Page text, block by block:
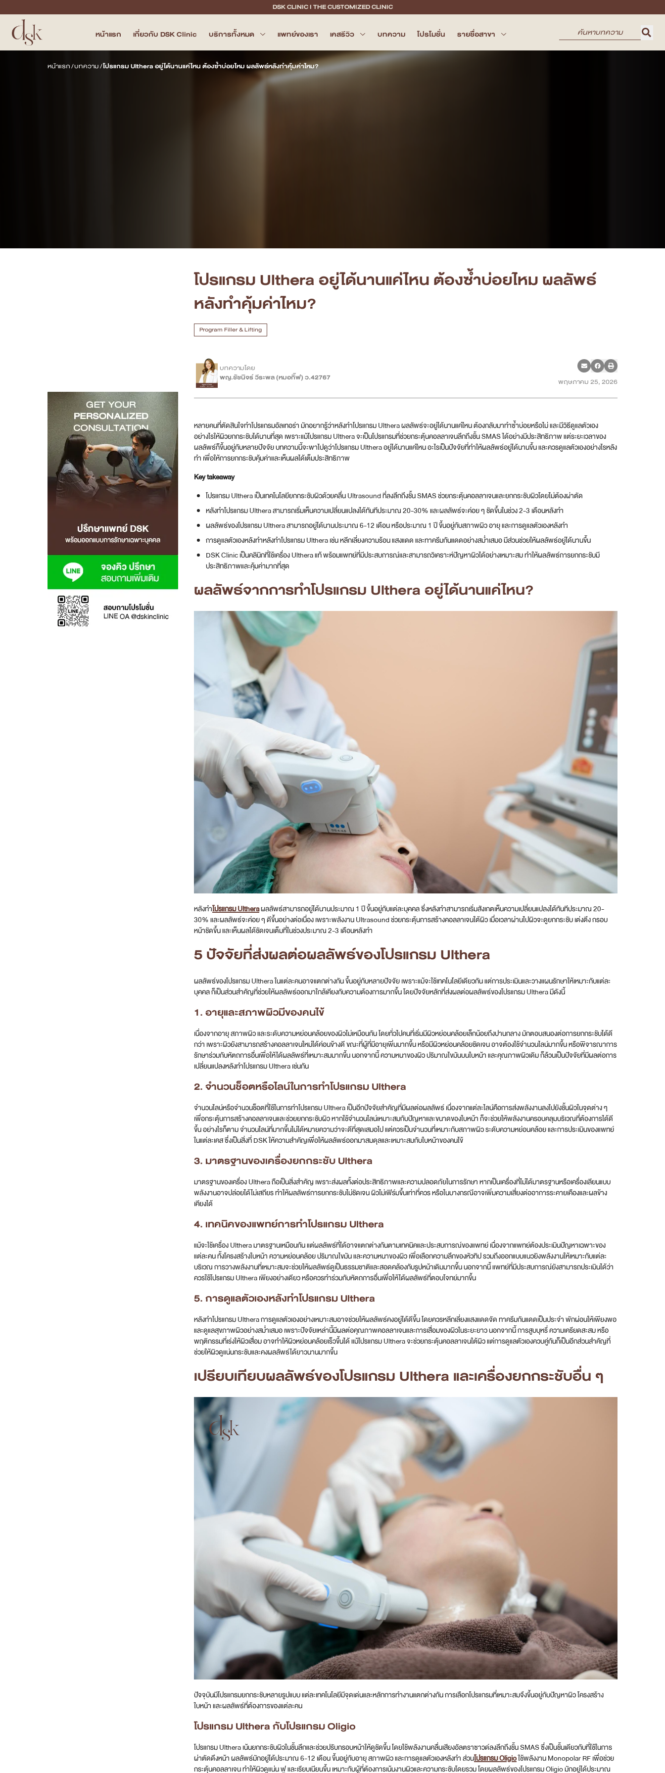
DSK CLINIC I THE CUSTOMIZED CLINIC
หน้าแรก เกี่ยวกับ DSK Clinic บริการทั้งหมด แพทย์ของเรา เคสรีวิว บทความ โปรโมชั่น รายชื่อสาขา
หน้าแรก
เคสรีวิว
สาขา Siam Paragon
สาขา Stadium One
สาขา Asoke
สาขา MRT สุทธิสาร
สาขา เซ็นทรัลปิ่นเกล้า
สาขา นครปฐม
หน้าแรก/บทความ/โปรแกรม Ulthera อยู่ได้นานแค่ไหน ต้องซ้ำบ่อยไหม ผลลัพธ์หลังทำคุ้มค่าไหม?
โปรแกรม Ulthera อยู่ได้นานแค่ไหน ต้องซ้ำบ่อยไหม ผลลัพธ์
หลังทำคุ้มค่าไหม?
Program Filler & Lifting
บทความโดย
พญ.ชัชนิจร์ วีระพล (หมอกิ๊ฟ) ว.42767
พฤษภาคม 25, 2026
หลายคนที่ตัดสินใจทำโปรแกรมอัลเทอร่า มักอยากรู้ว่าหลังทำโปรแกรม Ulthera ผลลัพธ์จะอยู่ได้นานแค่ไหน ต้องกลับมาทำซ้ำบ่อยหรือไม่ และมีวิธีดูแลตัวเอง
อย่างไรให้ผิวยกกระชับได้นานที่สุด เพราะแม้โปรแกรม Ulthera จะเป็นโปรแกรมที่ช่วยกระตุ้นคอลลาเจนลึกถึงชั้น SMAS ได้อย่างมีประสิทธิภาพ แต่ระยะเวลาของ
ผลลัพธ์ก็ขึ้นอยู่กับหลายปัจจัย บทความนี้จะพาไปดูว่าโปรแกรม Ulthera อยู่ได้นานแค่ไหน อะไรเป็นปัจจัยที่ทำให้ผลลัพธ์อยู่ได้นานขึ้น และควรดูแลตัวเองอย่างไรหลัง
ทำ เพื่อให้การยกกระชับคุ้มค่าและเห็นผลได้เต็มประสิทธิภาพ
Key takeaway
โปรแกรม Ulthera เป็นเทคโนโลยียกกระชับผิวด้วยคลื่น Ultrasound ที่ลงลึกถึงชั้น SMAS ช่วยกระตุ้นคอลลาเจนและยกกระชับผิวโดยไม่ต้องผ่าตัด
หลังทำโปรแกรม Ulthera สามารถเริ่มเห็นความเปลี่ยนแปลงได้ทันทีประมาณ 20-30% และผลลัพธ์จะค่อย ๆ ชัดขึ้นในช่วง 2-3 เดือนหลังทำ
ผลลัพธ์ของโปรแกรม Ulthera สามารถอยู่ได้นานประมาณ 6-12 เดือน หรือประมาณ 1 ปี ขึ้นอยู่กับสภาพผิว อายุ และการดูแลตัวเองหลังทำ
การดูแลตัวเองหลังทำหลังทำโปรแกรม Ulthera เช่น หลีกเลี่ยงความร้อน แสงแดด และทาครีมกันแดดอย่างสม่ำเสมอ มีส่วนช่วยให้ผลลัพธ์อยู่ได้นานขึ้น
DSK Clinic เป็นคลินิกที่ใช้เครื่อง Ulthera แท้ พร้อมแพทย์ที่มีประสบการณ์และสามารถวิเคราะห์ปัญหาผิวได้อย่างเหมาะสม ทำให้ผลลัพธ์การยกกระชับมี
ประสิทธิภาพและคุ้มค่ามากที่สุด
ผลลัพธ์จากการทำโปรแกรม Ulthera อยู่ได้นานแค่ไหน?
หลังทำโปรแกรม Ultheraผลลัพธ์สามารถอยู่ได้นานประมาณ 1 ปี ขึ้นอยู่กับแต่ละบุคคล ซึ่งหลังทำสามารถเริ่มสังเกตเห็นความเปลี่ยนแปลงได้ทันทีประมาณ 20-
30% และผลลัพธ์จะค่อย ๆ ดีขึ้นอย่างต่อเนื่อง เพราะพลังงาน Ultrasound ช่วยกระตุ้นการสร้างคอลลาเจนใต้ผิว เมื่อเวลาผ่านไปผิวจะดูยกกระชับ เต่งตึง กรอบ
หน้าชัดขึ้น และเห็นผลได้ชัดเจนเต็มที่ในช่วงประมาณ 2-3 เดือนหลังทำ
5 ปัจจัยที่ส่งผลต่อผลลัพธ์ของโปรแกรม Ulthera
ผลลัพธ์ของโปรแกรม Ulthera ในแต่ละคนอาจแตกต่างกัน ขึ้นอยู่กับหลายปัจจัย เพราะแม้จะใช้เทคโนโลยีเดียวกัน แต่การประเมินและวางแผนรักษาให้เหมาะกับแต่ละ
บุคคล ก็เป็นส่วนสำคัญที่ช่วยให้ผลลัพธ์ออกมาใกล้เคียงกับความต้องการมากขึ้น โดยปัจจัยหลักที่ส่งผลต่อผลลัพธ์ของโปรแกรม Ulthera มีดังนี้
1. อายุและสภาพผิวมีของคนไข้
เนื่องจากอายุ สภาพผิว และระดับความหย่อนคล้อยของผิวไม่เหมือนกัน โดยทั่วไปคนที่เริ่มมีผิวหย่อนคล้อยเล็กน้อยถึงปานกลาง มักตอบสนองต่อการยกกระชับได้ดี
กว่า เพราะผิวยังสามารถสร้างคอลลาเจนใหม่ได้ค่อนข้างดี ขณะที่ผู้ที่มีอายุเพิ่มมากขึ้น หรือมีผิวหย่อนคล้อยชัดเจน อาจต้องใช้จำนวนไลน์มากขึ้น หรือพิจารณาการ
รักษาร่วมกับหัตถการอื่นเพื่อให้ได้ผลลัพธ์ที่เหมาะสมมากขึ้น นอกจากนี้ ความหนาของผิว ปริมาณไขมันบนใบหน้า และคุณภาพผิวเดิม ก็ล้วนเป็นปัจจัยที่มีผลต่อการ
เปลี่ยนแปลงหลังทำโปรแกรม Ulthera เช่นกัน
2. จำนวนช็อตหรือไลน์ในการทำโปรแกรม Ulthera
จำนวนไลน์หรือจำนวนช็อตที่ใช้ในการทำโปรแกรม Ulthera เป็นอีกปัจจัยสำคัญที่มีผลต่อผลลัพธ์ เนื่องจากแต่ละไลน์คือการส่งพลังงานลงไปยังชั้นผิวในจุดต่าง ๆ
เพื่อกระตุ้นการสร้างคอลลาเจนและช่วยยกกระชับผิว หากใช้จำนวนไลน์เหมาะสมกับปัญหาและขนาดของใบหน้า ก็จะช่วยให้พลังงานครอบคลุมบริเวณที่ต้องการได้ดี
ขึ้น อย่างไรก็ตาม จำนวนไลน์ที่มากขึ้นไม่ได้หมายความว่าจะดีที่สุดเสมอไป แต่ควรเป็นจำนวนที่เหมาะกับสภาพผิว ระดับความหย่อนคล้อย และการประเมินของแพทย์
ในแต่ละเคส ซึ่งเป็นสิ่งที่ DSK ให้ความสำคัญเพื่อให้ผลลัพธ์ออกมาสมดุลและเหมาะสมกับใบหน้าของคนไข้
3. มาตรฐานของเครื่องยกกระชับ Ulthera
มาตรฐานของเครื่อง Ulthera ถือเป็นสิ่งสำคัญ เพราะส่งผลทั้งต่อประสิทธิภาพและความปลอดภัยในการรักษา หากเป็นเครื่องที่ไม่ได้มาตรฐานหรือเครื่องเลียนแบบ
พลังงานอาจปล่อยได้ไม่เสถียร ทำให้ผลลัพธ์การยกกระชับไม่ชัดเจน ผิวไม่เฟิร์มขึ้นเท่าที่ควร หรือในบางกรณีอาจเพิ่มความเสี่ยงต่ออาการระคายเคืองและผลข้าง
เคียงได้
4. เทคนิคของแพทย์การทำโปรแกรม Ulthera
แม้จะใช้เครื่อง Ulthera มาตรฐานเหมือนกัน แต่ผลลัพธ์ที่ได้อาจแตกต่างกันตามเทคนิคและประสบการณ์ของแพทย์ เนื่องจากแพทย์ต้องประเมินปัญหาเฉพาะของ
แต่ละคน ทั้งโครงสร้างใบหน้า ความหย่อนคล้อย ปริมาณไขมัน และความหนาของผิว เพื่อเลือกความลึกของหัวทิป รวมถึงออกแบบแนวยิงพลังงานให้เหมาะกับแต่ละ
บริเวณ การวางพลังงานที่เหมาะสมจะช่วยให้ผลลัพธ์ดูเป็นธรรมชาติและสอดคล้องกับรูปหน้าเดิมมากขึ้น นอกจากนี้ แพทย์ที่มีประสบการณ์ยังสามารถประเมินได้ว่า
ควรใช้โปรแกรม Ulthera เพียงอย่างเดียว หรือควรทำร่วมกับหัตถการอื่นเพื่อให้ได้ผลลัพธ์ที่ตอบโจทย์มากขึ้น
5. การดูแลตัวเองหลังทำโปรแกรม Ulthera
หลังทำโปรแกรม Ulthera การดูแลตัวเองอย่างเหมาะสมอาจช่วยให้ผลลัพธ์คงอยู่ได้ดีขึ้น โดยควรหลีกเลี่ยงแสงแดดจัด ทาครีมกันแดดเป็นประจำ พักผ่อนให้เพียงพอ
และดูแลสุขภาพผิวอย่างสม่ำเสมอ เพราะปัจจัยเหล่านี้มีผลต่อคุณภาพคอลลาเจนและการเสื่อมของผิวในระยะยาว นอกจากนี้ การสูบบุหรี่ ความเครียดสะสม หรือ
พฤติกรรมที่เร่งให้ผิวเสื่อม อาจทำให้ผิวหย่อนคล้อยเร็วขึ้นได้ แม้โปรแกรม Ulthera จะช่วยกระตุ้นคอลลาเจนใต้ผิว แต่การดูแลตัวเองควบคู่กันก็เป็นอีกส่วนสำคัญที่
ช่วยให้ผิวดูแน่นกระชับและคงผลลัพธ์ได้ยาวนานมากขึ้น
เปรียบเทียบผลลัพธ์ของโปรแกรม Ulthera และเครื่องยกกระชับอื่น ๆ
ปัจจุบันมีโปรแกรมยกกระชับหลายรูปแบบ แต่ละเทคโนโลยีมีจุดเด่นและหลักการทำงานแตกต่างกัน การเลือกโปรแกรมที่เหมาะสมจึงขึ้นอยู่กับปัญหาผิว โครงสร้าง
ใบหน้า และผลลัพธ์ที่ต้องการของแต่ละคน
โปรแกรม Ulthera กับโปรแกรม Oligio
โปรแกรม Ulthera เน้นยกกระชับผิวในชั้นลึกและช่วยปรับกรอบหน้าให้ดูชัดขึ้น โดยใช้พลังงานคลื่นเสียงอัลตราซาวด์ลงลึกถึงชั้น SMAS ซึ่งเป็นชั้นเดียวกับที่ใช้ในการ
ผ่าตัดดึงหน้า ผลลัพธ์มักอยู่ได้ประมาณ 6-12 เดือน ขึ้นอยู่กับอายุ สภาพผิว และการดูแลตัวเองหลังทำ ส่วนโปรแกรม Oligioใช้พลังงาน Monopolar RF เพื่อช่วย
กระตุ้นคอลลาเจน ทำให้ผิวดูแน่น ฟู และเรียบเนียนขึ้น เหมาะกับผู้ที่ต้องการเน้นงานผิวและความกระชับโดยรวม โดยผลลัพธ์ของโปรแกรม Oligio มักอยู่ได้ประมาณ